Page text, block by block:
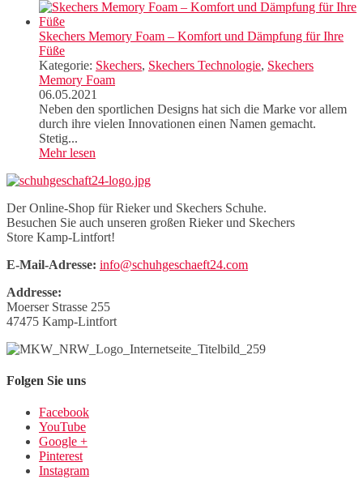
Skechers Memory Foam – Komfort und Dämpfung für Ihre
Füße
Kategorie: Skechers, Skechers Technologie, Skechers
Memory Foam
06.05.2021
Neben den sportlichen Designs hat sich die Marke vor allem
durch ihre vielen Innovationen einen Namen gemacht.
Stetig...
Mehr lesen
Der Online-Shop für Rieker und Skechers Schuhe.
Besuchen Sie auch unseren großen Rieker und Skechers
Store Kamp-Lintfort!
E-Mail-Adresse: info@schuhgeschaeft24.com
Addresse:
Moerser Strasse 255
47475 Kamp-Lintfort
Folgen Sie uns
Facebook
YouTube
Google +
Pinterest
Instagram